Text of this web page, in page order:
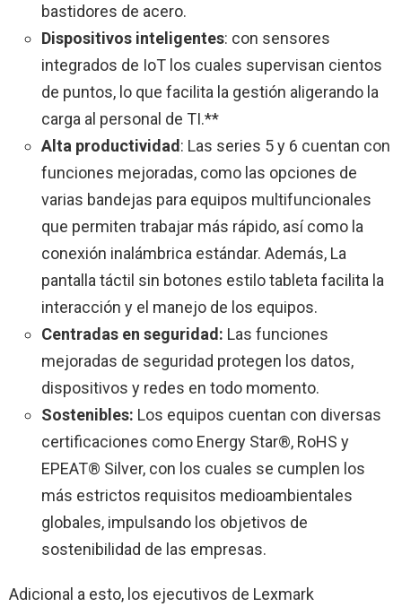
bastidores de acero.
Dispositivos inteligentes: con sensores
integrados de IoT los cuales supervisan cientos
de puntos, lo que facilita la gestión aligerando la
carga al personal de TI.**
Alta productividad: Las series 5 y 6 cuentan con
funciones mejoradas, como las opciones de
varias bandejas para equipos multifuncionales
que permiten trabajar más rápido, así como la
conexión inalámbrica estándar. Además, La
pantalla táctil sin botones estilo tableta facilita la
interacción y el manejo de los equipos.
Centradas en seguridad: Las funciones
mejoradas de seguridad protegen los datos,
dispositivos y redes en todo momento.
Sostenibles: Los equipos cuentan con diversas
certificaciones como Energy Star®, RoHS y
EPEAT® Silver, con los cuales se cumplen los
más estrictos requisitos medioambientales
globales, impulsando los objetivos de
sostenibilidad de las empresas.
Adicional a esto, los ejecutivos de Lexmark